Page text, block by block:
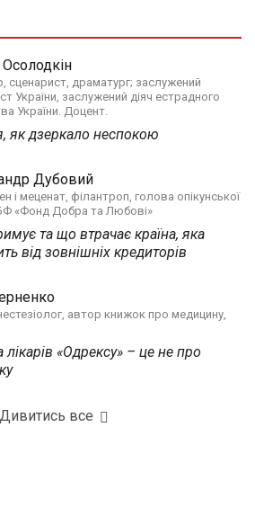
Осолодкін
сценарист, драматург; заслужений
України, заслужений діяч естрадного
України. Доцент.
як дзеркало неспокою
Дубовий
і меценат, філантроп, голова опікунської
«Фонд Добра та Любові»
та що втрачає країна, яка
від зовнішніх кредиторів
автор книжок про медицину,
лікарів «Одрексу» – це не про
Дивитись все